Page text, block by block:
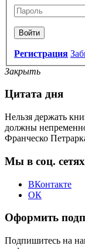
Войти
Регистрация
Закрыть
Цитата дня
Нельзя держать
должны
Франческо
Мы в соц. сетях
ВКонтакте
ОК
Оформить
Подпишитесь на